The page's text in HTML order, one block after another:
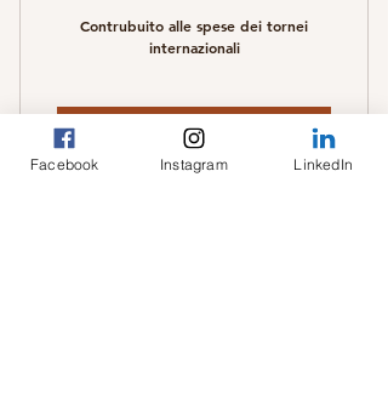
Contrubuito alle spese dei tornei
internazionali
Sofort kaufen
Facebook Instagram LinkedIn